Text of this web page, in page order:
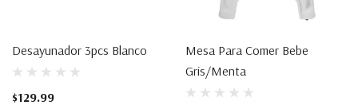
Desayunador 3pcs Blanco
$129.99
Mesa Para Comer Bebe
Gris/Menta